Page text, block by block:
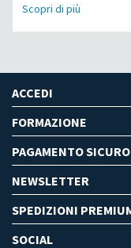
Scopri di più
ACCEDI
FORMAZIONE
PAGAMENTO SICURO
NEWSLETTER
SPEDIZIONI
SOCIAL